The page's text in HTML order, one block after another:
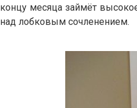
концу месяца займёт
над лобковым сочленением.